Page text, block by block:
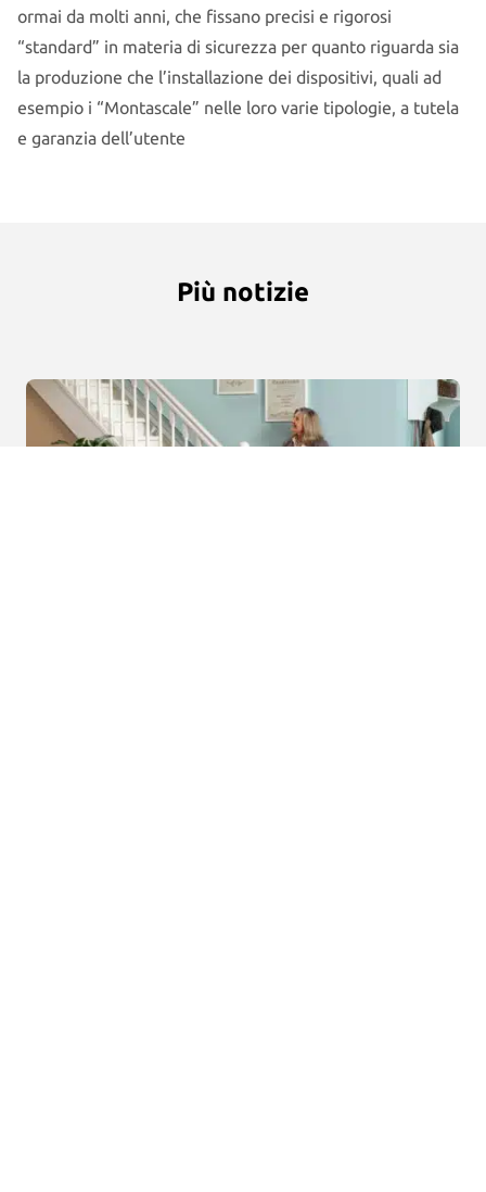
ormai da molti anni, che fissano precisi e rigorosi
“standard” in materia di sicurezza per quanto riguarda sia
la produzione che l’installazione dei dispositivi, quali ad
esempio i “Montascale” nelle loro varie tipologie, a tutela
e garanzia dell’utente
Più notizie